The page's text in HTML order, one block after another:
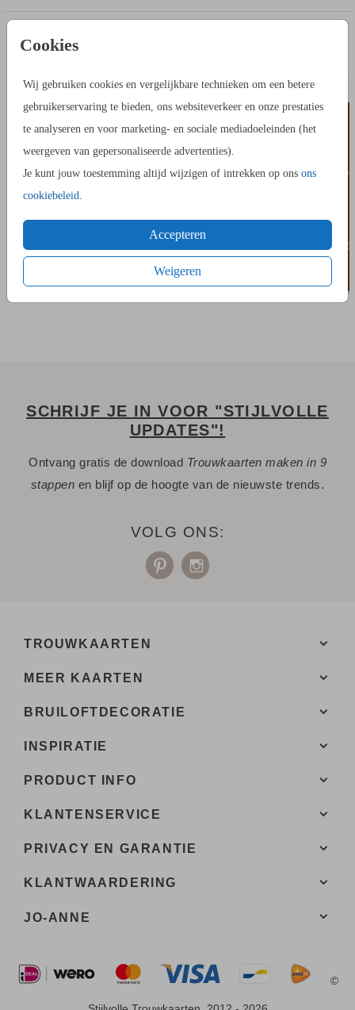
Cookies
Wij gebruiken cookies en vergelijkbare technieken om een betere
gebruikerservaring te bieden, ons websiteverkeer en onze prestaties
te analyseren en voor marketing- en sociale mediadoeleinden (het
weergeven van gepersonaliseerde advertenties).
Je kunt jouw toestemming altijd wijzigen of intrekken op ons ons
cookiebeleid.
Accepteren
Weigeren
IN DEZELFDE STIJL KUN JE DIT OOK
SCHRIJF JE IN VOOR "STIJLVOLLE
UPDATES"!
Ontvang gratis de download Trouwkaarten maken in 9
stappen en blijf op de hoogte van de nieuwste trends.
VOLG ONS:
TROUWKAARTEN
MEER KAARTEN
BRUILOFTDECORATIE
INSPIRATIE
PRODUCT INFO
KLANTENSERVICE
PRIVACY EN GARANTIE
KLANTWAARDERING
JO-ANNE
©